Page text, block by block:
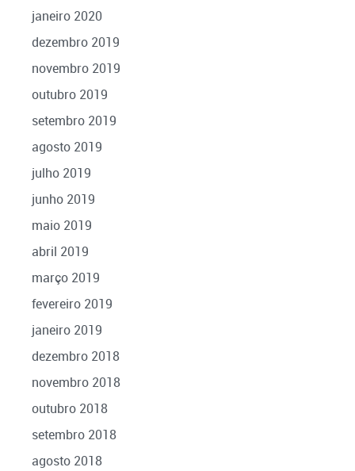
janeiro 2020
dezembro 2019
novembro 2019
outubro 2019
setembro 2019
agosto 2019
julho 2019
junho 2019
maio 2019
abril 2019
março 2019
fevereiro 2019
janeiro 2019
dezembro 2018
novembro 2018
outubro 2018
setembro 2018
agosto 2018